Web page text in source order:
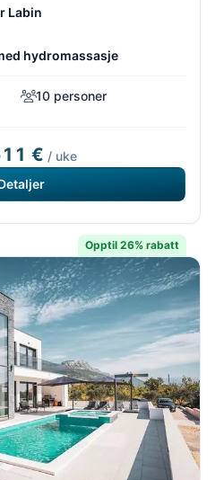
Labin
hydromassasje
10 personer
€ / uke
Opptil 26% rabatt